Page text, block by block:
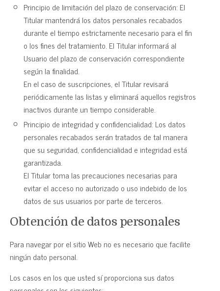
Principio de limitación del plazo de conservación: El
Titular mantendrá los datos personales recabados
durante el tiempo estrictamente necesario para el fin
o los fines del tratamiento. El Titular informará al
Usuario del plazo de conservación correspondiente
según la finalidad.
En el caso de suscripciones, el Titular revisará
periódicamente las listas y eliminará aquellos registros
inactivos durante un tiempo considerable.
Principio de integridad y confidencialidad: Los datos
personales recabados serán tratados de tal manera
que su seguridad, confidencialidad e integridad está
garantizada.
El Titular toma las precauciones necesarias para
evitar el acceso no autorizado o uso indebido de los
datos de sus usuarios por parte de terceros.
Obtención de datos personales
Para navegar por el sitio Web no es necesario que facilite
ningún dato personal.
Los casos en los que usted sí proporciona sus datos